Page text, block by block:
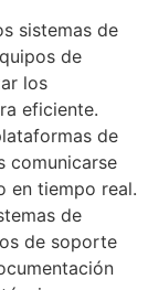
sistemas de
de
los
eficiente.
de
comunicarse
en tiempo real.
de
de soporte